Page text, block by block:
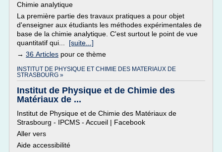
Chimie analytique
La première partie des travaux pratiques a pour objet
d'enseigner aux étudiants les méthodes expérimentales de
base de la chimie analytique. C'est surtout le point de vue
quantitatif qui... [suite...]
→ 36 Articles pour ce thème
INSTITUT DE PHYSIQUE ET CHIMIE DES MATERIAUX DE
STRASBOURG »
Institut de Physique et de Chimie des
Matériaux de ...
Institut de Physique et de Chimie des Matériaux de
Strasbourg - IPCMS - Accueil | Facebook
Aller vers
Aide accessibilité